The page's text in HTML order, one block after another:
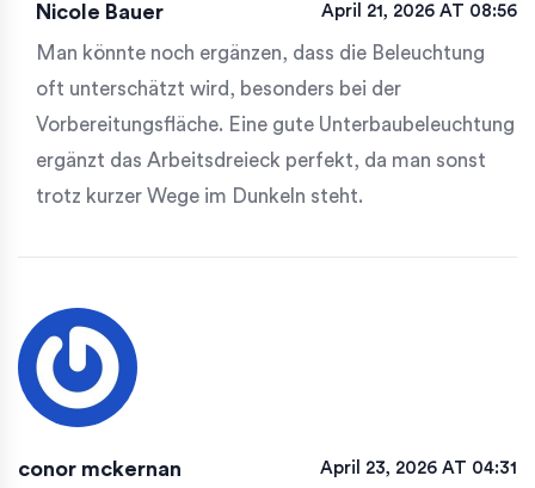
Nicole Bauer April 21, 2026 AT 08:56
Man könnte noch ergänzen, dass die Beleuchtung
oft unterschätzt wird, besonders bei der
Vorbereitungsfläche. Eine gute Unterbaubeleuchtung
ergänzt das Arbeitsdreieck perfekt, da man sonst
trotz kurzer Wege im Dunkeln steht.
conor mckernan April 23, 2026 AT 04:31